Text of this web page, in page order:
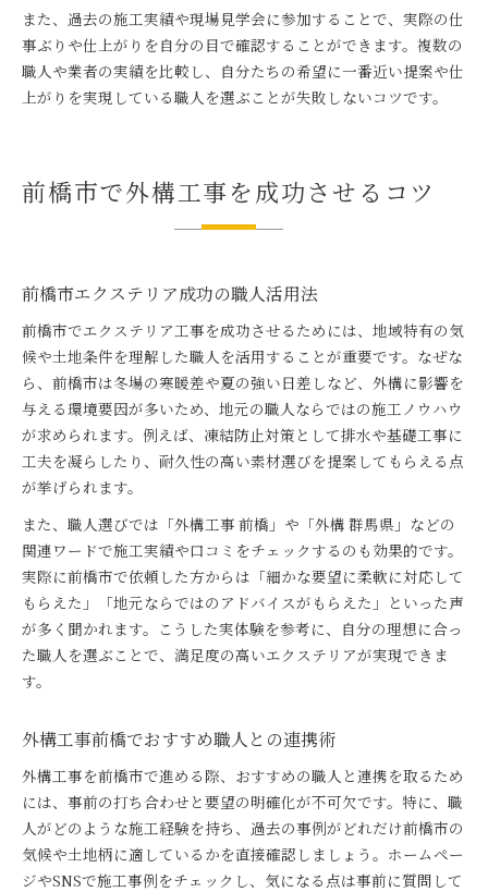
また、過去の施工実績や現場見学会に参加することで、実際の仕
事ぶりや仕上がりを自分の目で確認することができます。複数の
職人や業者の実績を比較し、自分たちの希望に一番近い提案や仕
上がりを実現している職人を選ぶことが失敗しないコツです。
前橋市で外構工事を成功させるコツ
前橋市エクステリア成功の職人活用法
前橋市でエクステリア工事を成功させるためには、地域特有の気
候や土地条件を理解した職人を活用することが重要です。なぜな
ら、前橋市は冬場の寒暖差や夏の強い日差しなど、外構に影響を
与える環境要因が多いため、地元の職人ならではの施工ノウハウ
が求められます。例えば、凍結防止対策として排水や基礎工事に
工夫を凝らしたり、耐久性の高い素材選びを提案してもらえる点
が挙げられます。
また、職人選びでは「外構工事 前橋」や「外構 群馬県」などの
関連ワードで施工実績や口コミをチェックするのも効果的です。
実際に前橋市で依頼した方からは「細かな要望に柔軟に対応して
もらえた」「地元ならではのアドバイスがもらえた」といった声
が多く聞かれます。こうした実体験を参考に、自分の理想に合っ
た職人を選ぶことで、満足度の高いエクステリアが実現できま
す。
外構工事前橋でおすすめ職人との連携術
外構工事を前橋市で進める際、おすすめの職人と連携を取るため
には、事前の打ち合わせと要望の明確化が不可欠です。特に、職
人がどのような施工経験を持ち、過去の事例がどれだけ前橋市の
気候や土地柄に適しているかを直接確認しましょう。ホームペー
ジやSNSで施工事例をチェックし、気になる点は事前に質問して